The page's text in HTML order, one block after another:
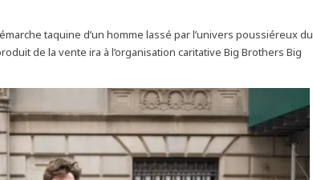
taquine d’un homme lassé par l’univers poussiéreux du
de la vente ira à l’organisation caritative Big Brothers Big